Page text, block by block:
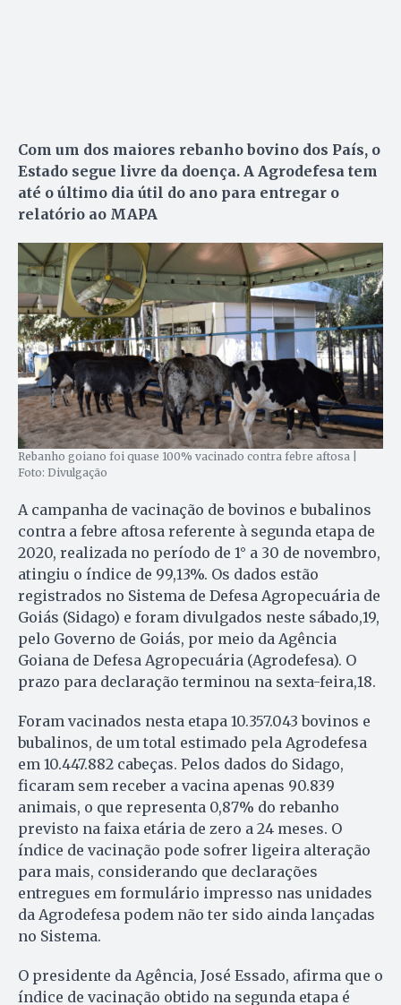
Com um dos maiores rebanho bovino dos País, o
Estado segue livre da doença. A Agrodefesa tem
até o último dia útil do ano para entregar o
relatório ao MAPA
Rebanho goiano foi quase 100% vacinado contra febre aftosa |
Foto: Divulgação
A campanha de vacinação de bovinos e bubalinos
contra a febre aftosa referente à segunda etapa de
2020, realizada no período de 1° a 30 de novembro,
atingiu o índice de 99,13%. Os dados estão
registrados no Sistema de Defesa Agropecuária de
Goiás (Sidago) e foram divulgados neste sábado,19,
pelo Governo de Goiás, por meio da Agência
Goiana de Defesa Agropecuária (Agrodefesa). O
prazo para declaração terminou na sexta-feira,18.
Foram vacinados nesta etapa 10.357.043 bovinos e
bubalinos, de um total estimado pela Agrodefesa
em 10.447.882 cabeças. Pelos dados do Sidago,
ficaram sem receber a vacina apenas 90.839
animais, o que representa 0,87% do rebanho
previsto na faixa etária de zero a 24 meses. O
índice de vacinação pode sofrer ligeira alteração
para mais, considerando que declarações
entregues em formulário impresso nas unidades
da Agrodefesa podem não ter sido ainda lançadas
no Sistema.
O presidente da Agência, José Essado, afirma que o
índice de vacinação obtido na segunda etapa é